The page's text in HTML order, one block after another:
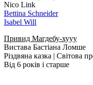
Nico Link
Bettina Schneider
Isabel Will
Привид Магдебу-хууу
Вистава Бастіана Ломше
Різдвяна казка | Світова
Від 6 років і старше